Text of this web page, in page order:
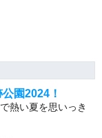
園2024！
熱い夏を思いっき